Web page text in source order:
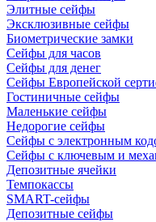
Элитные сейфы
Эксклюзивные сейфы
Биометрические замки
Сейфы для часов
Сейфы для денег
Сейфы Европейской
Гостиничные сейфы
Маленькие сейфы
Недорогие сейфы
Сейфы с электронным
Сейфы с ключевым и
Депозитные ячейки
Темпокассы
SMART-сейфы
Депозитные сейфы